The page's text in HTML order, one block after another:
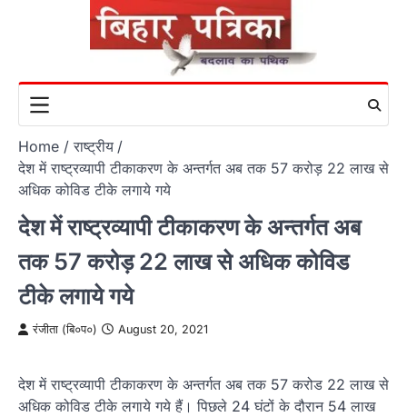
Home
राष्ट्रीय
देश में राष्‍ट्रव्‍यापी टीकाकरण के अन्‍तर्गत अब तक 57 करोड़ 22 लाख से
अधिक कोविड टीके लगाये गये
देश में राष्‍ट्रव्‍यापी टीकाकरण के अन्‍तर्गत अब
तक 57 करोड़ 22 लाख से अधिक कोविड
टीके लगाये गये
रंजीता (बि०प०) August 20, 2021
देश में राष्‍ट्रव्‍यापी टीकाकरण के अन्‍तर्गत अब तक 57 करोड 22 लाख से
अधिक कोविड टीके लगाये गये हैं। पिछले 24 घंटों के दौरान 54 लाख